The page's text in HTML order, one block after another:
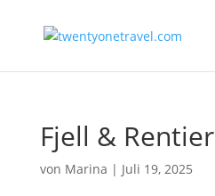
Fjell & Rentier
von Marina | Juli 19, 2025